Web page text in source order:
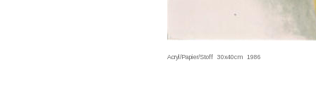
Acryl/Papier/Stoff   30x40cm   1986